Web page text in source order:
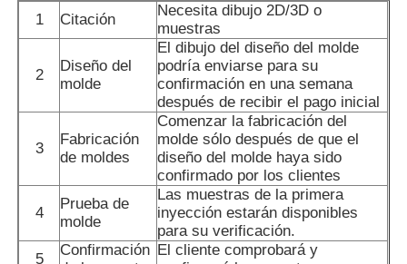
1 Citación
Necesita dibujo 2D/3D o
muestras
2
Diseño del
molde
El dibujo del diseño del molde
podría enviarse para su
confirmación en una semana
después de recibir el pago inicial
3
Fabricación
de moldes
Comenzar la fabricación del
molde sólo después de que el
diseño del molde haya sido
confirmado por los clientes
4
Prueba de
molde
Las muestras de la primera
inyección estarán disponibles
para su verificación.
5
Confirmación El cliente comprobará y